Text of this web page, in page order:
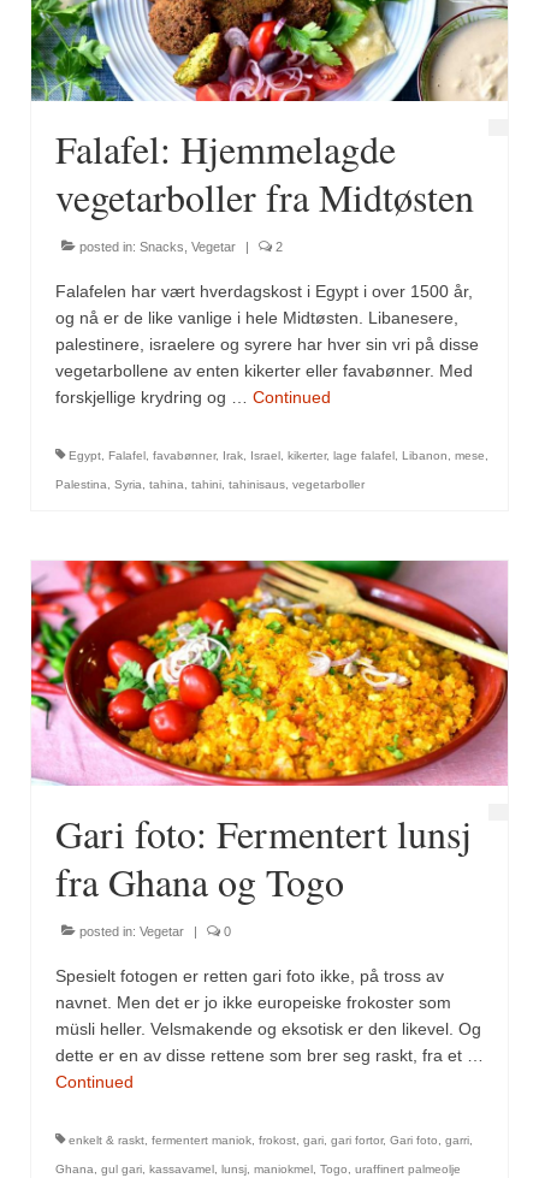
Falafel: Hjemmelagde
vegetarboller fra Midtøsten
posted in: Snacks Vegetar | 2
Falafelen har vært hverdagskost i Egypt i over 1500 år,
og nå er de like vanlige i hele Midtøsten. Libanesere,
palestinere, israelere og syrere har hver sin vri på disse
vegetarbollene av enten kikerter eller favabønner. Med
forskjellige krydring og … Continued
Egypt Falafel favabønner, Irak Israel kikerter, lage falafel Libanon mese
Palestina Syria tahina tahini tahinisaus vegetarboller
Gari foto: Fermentert lunsj
fra Ghana og Togo
posted in: Vegetar 0
Spesielt fotogen er retten gari foto ikke, på tross av
navnet. Men det er jo ikke europeiske frokoster som
müsli heller. Velsmakende og eksotisk er den likevel. Og
dette er en av disse rettene som brer seg raskt, fra et …
Continued
enkelt & raskt, fermentert maniok, frokost, gari, gari fortor, Gari foto, garri,
Ghana, gul gari, kassavamel, lunsj, maniokmel, Togo, uraffinert palmeolje